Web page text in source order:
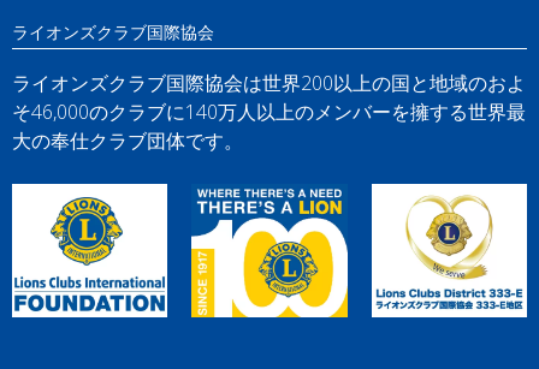
ライオンズクラブ国際協会
ライオンズクラブ国際協会は世界200以上の国と地域のおよ
そ46,000のクラブに140万人以上のメンバーを擁する世界最
大の奉仕クラブ団体です。